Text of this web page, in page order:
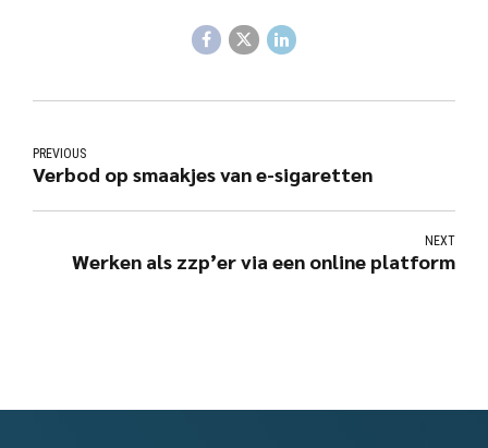
PREVIOUS
Verbod op smaakjes van e-sigaretten
NEXT
Werken als zzp’er via een online platform